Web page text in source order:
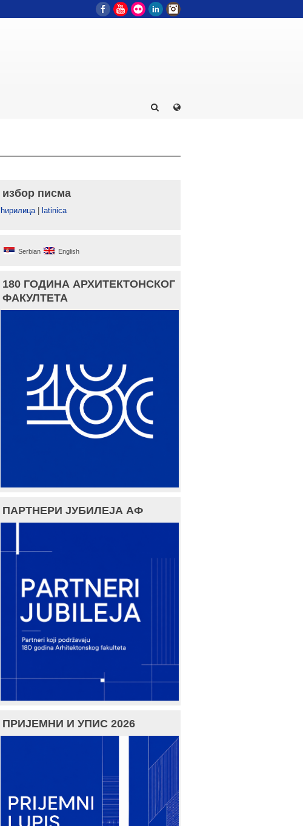
FacebookYouTube
Flickr LinkedIn
избор писма
ћирилица| latinica
Serbian English
180 ГОДИНА АРХИТЕКТОНСКОГ
ФАКУЛТЕТА
ПАРТНЕРИ ЈУБИЛЕЈА АФ
ПРИЈЕМНИ И УПИС 2026